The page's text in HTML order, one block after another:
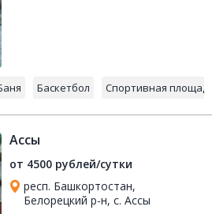
Баскетбол Спортивная
Ассы
от 4500 рублей/сутки
респ. Башкортостан,
Белорецкий р-н, с. Ассы